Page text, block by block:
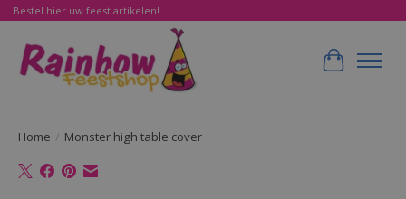
Bestel hier uw feest artikelen!
Home / Monster high table cover